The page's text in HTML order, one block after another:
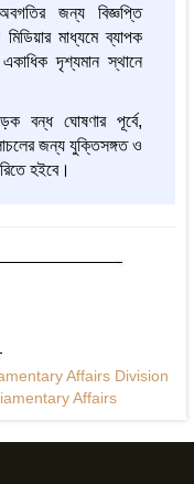
জন্য বিজ্ঞপ্তি
মাধ্যমে ব্যাপক
দৃশ্যমান স্থানে
বন্ধ ঘোষণার পূর্বে,
জন্য যুক্তিসঙ্গত ও
হইবে।
Affairs Division
Affairs